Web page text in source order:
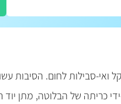
סבילות לחום. הסיבות
כריתה של הבלוטה, מתן יוד